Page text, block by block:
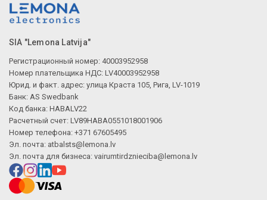
SIA "Lemona Latvija"
Регистрационный номер: 40003952958
Номер плательщика НДС: LV40003952958
Юрид. и факт. адрес: улица Краста 105, Рига, LV-1019
Банк: AS Swedbank
Код банка: HABALV22
Расчетный счет: LV89HABA0551018001906
Номер телефона: +371 67605495
Эл. почта: atbalsts@lemona.lv
Эл. почта для бизнеса: vairumtirdznieciba@lemona.lv